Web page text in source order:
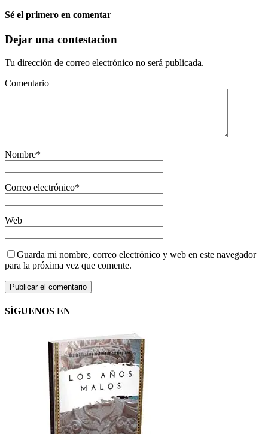
Sé el primero en comentar
Dejar una contestacion
Tu dirección de correo electrónico no será publicada.
Comentario
Nombre*
Correo electrónico*
Web
Guarda mi nombre, correo electrónico y web en este navegador
para la próxima vez que comente.
SÍGUENOS EN